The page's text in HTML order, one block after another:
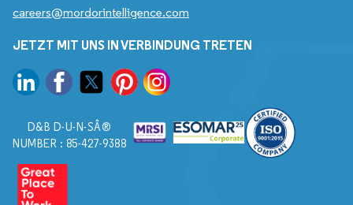
careers@mordorintelligence.com
JETZT MIT UNS IN VERBINDUNG TRETEN
D&B D-U-N-SÂ®
NUMBER : 85-427-9388